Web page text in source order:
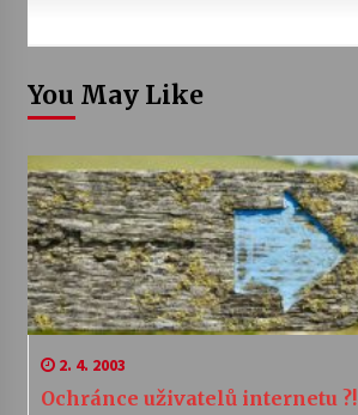
You May Like
2. 4. 2003
Ochránce uživatelů internetu ?!